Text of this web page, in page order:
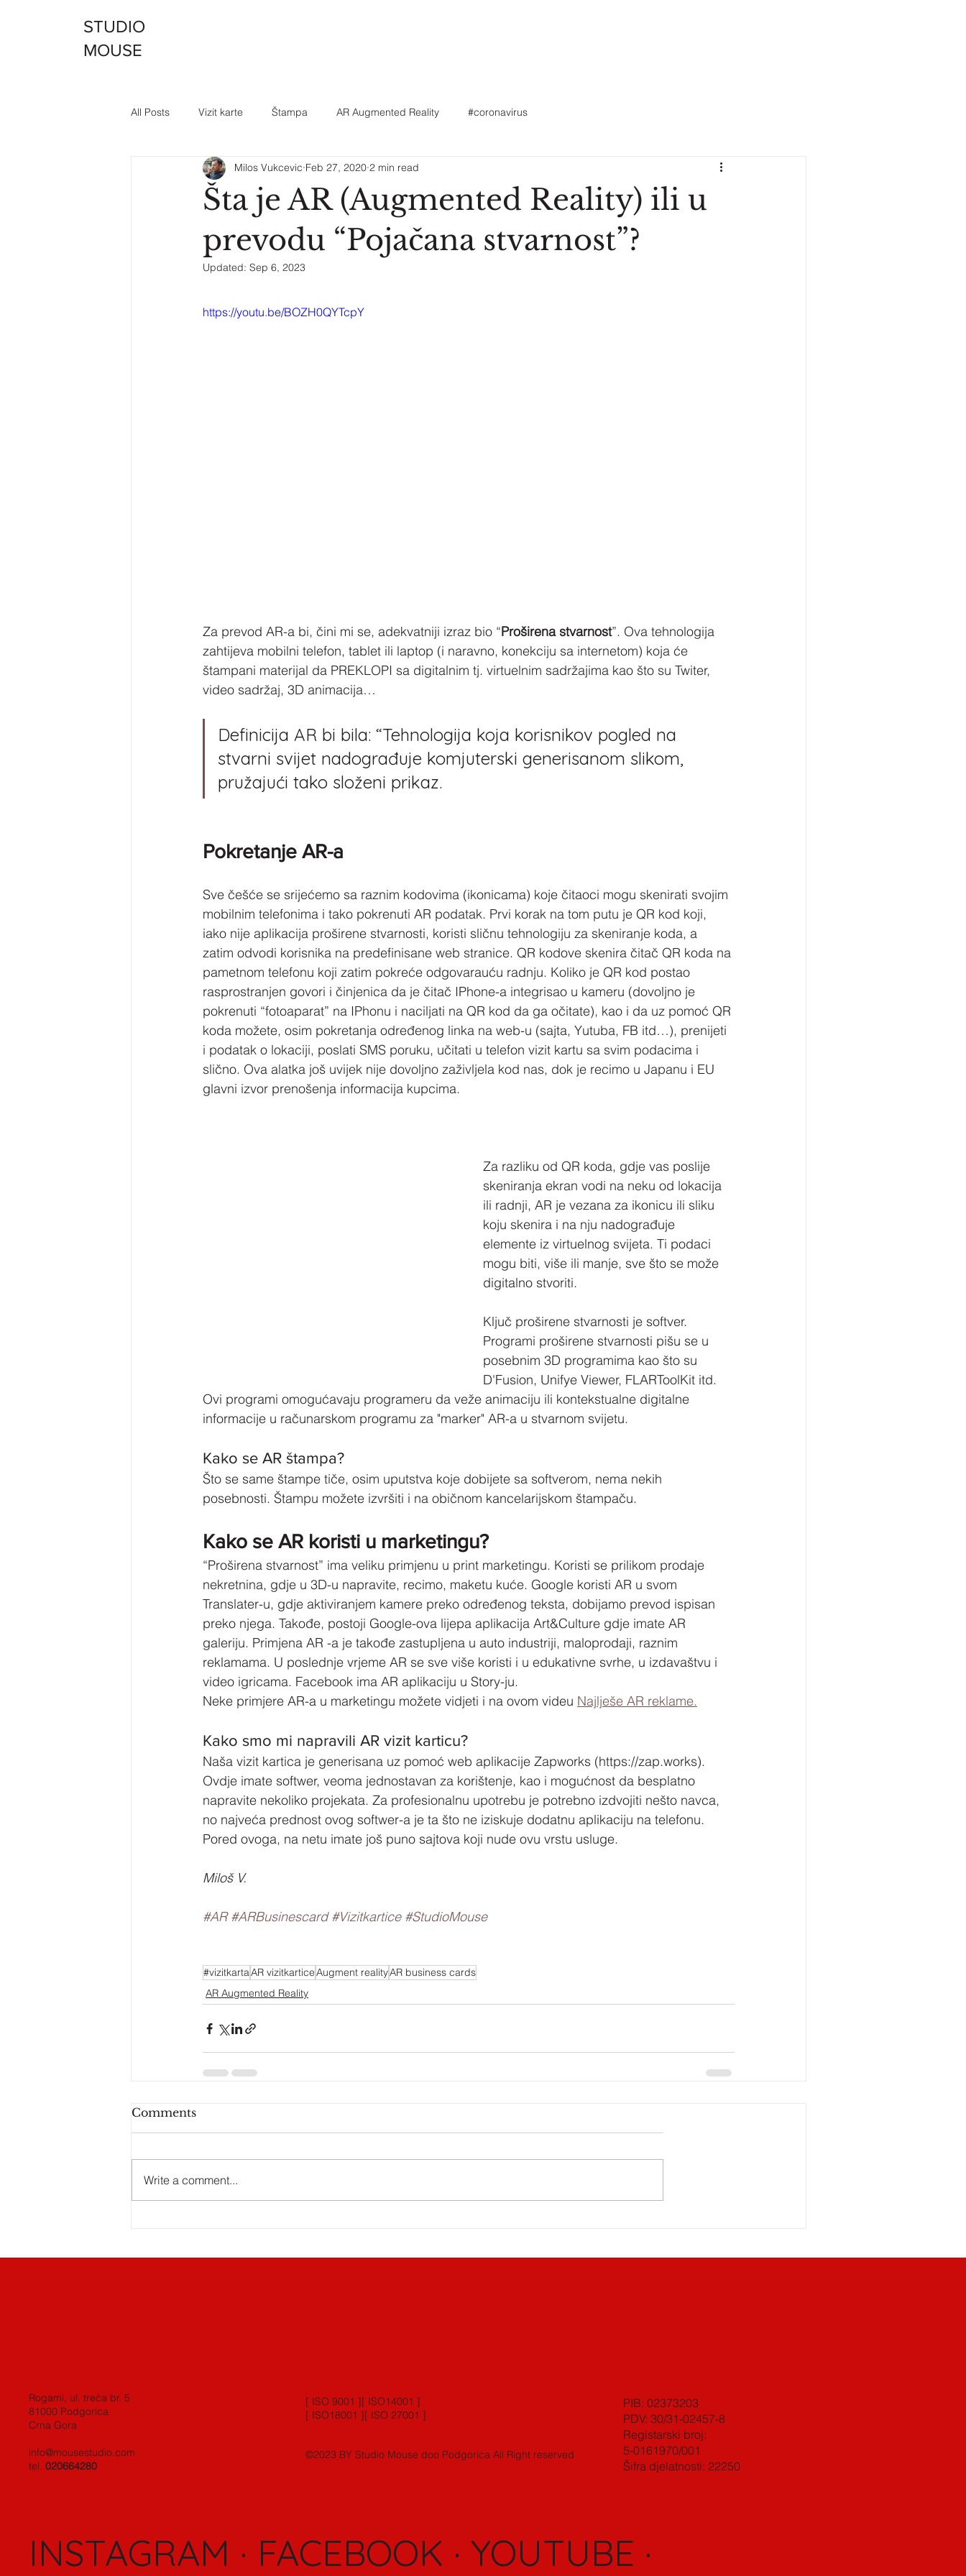
STUDIO
MOUSE
All Posts Vizit karte Štampa AR Augmented Reality #coronavirus
Šta je AR (Augmented Reality) ili u
prevodu “Pojačana stvarnost”?
Milos Vukcevic Feb 27, 2020 2 min read
Updated: Sep 6, 2023
https://youtu.be/BOZH0QYTcpY
Za prevod AR-a bi, čini mi se, adekvatniji izraz bio “Proširena stvarnost”. Ova tehnologija
zahtijeva mobilni telefon, tablet ili laptop (i naravno, konekciju sa internetom) koja će
štampani materijal da PREKLOPI sa digitalnim tj. virtuelnim sadržajima kao što su Twiter,
video sadržaj, 3D animacija…
Definicija AR bi bila: “Tehnologija koja korisnikov pogled na
stvarni svijet nadograđuje komjuterski generisanom slikom,
pružajući tako složeni prikaz.
Pokretanje AR-a
Sve češće se srijećemo sa raznim kodovima (ikonicama) koje čitaoci mogu skenirati svojim
mobilnim telefonima i tako pokrenuti AR podatak. Prvi korak na tom putu je QR kod koji,
iako nije aplikacija proširene stvarnosti, koristi sličnu tehnologiju za skeniranje koda, a
zatim odvodi korisnika na predefinisane web stranice. QR kodove skenira čitač QR koda na
pametnom telefonu koji zatim pokreće odgovarauću radnju. Koliko je QR kod postao
rasprostranjen govori i činjenica da je čitač IPhone-a integrisao u kameru (dovoljno je
pokrenuti “fotoaparat” na IPhonu i naciljati na QR kod da ga očitate), kao i da uz pomoć QR
koda možete, osim pokretanja određenog linka na web-u (sajta, Yutuba, FB itd…), prenijeti
i podatak o lokaciji, poslati SMS poruku, učitati u telefon vizit kartu sa svim podacima i
slično. Ova alatka još uvijek nije dovoljno zaživljela kod nas, dok je recimo u Japanu i EU
glavni izvor prenošenja informacija kupcima.
Za razliku od QR koda, gdje vas poslije
skeniranja ekran vodi na neku od lokacija
ili radnji, AR je vezana za ikonicu ili sliku
koju skenira i na nju nadograđuje
elemente iz virtuelnog svijeta. Ti podaci
mogu biti, više ili manje, sve što se može
digitalno stvoriti.
Ključ proširene stvarnosti je softver.
Programi proširene stvarnosti pišu se u
posebnim 3D programima kao što su
D'Fusion, Unifye Viewer, FLARToolKit itd.
Ovi programi omogućavaju programeru da veže animaciju ili kontekstualne digitalne
informacije u računarskom programu za "marker" AR-a u stvarnom svijetu.
Kako se AR štampa?
Što se same štampe tiče, osim uputstva koje dobijete sa softverom, nema nekih
posebnosti. Štampu možete izvršiti i na običnom kancelarijskom štampaču.
Kako se AR koristi u marketingu?
“Proširena stvarnost” ima veliku primjenu u print marketingu. Koristi se prilikom prodaje
nekretnina, gdje u 3D-u napravite, recimo, maketu kuće. Google koristi AR u svom
Translater-u, gdje aktiviranjem kamere preko određenog teksta, dobijamo prevod ispisan
preko njega. Takođe, postoji Google-ova lijepa aplikacija Art&Culture gdje imate AR
galeriju. Primjena AR -a je takođe zastupljena u auto industriji, maloprodaji, raznim
reklamama. U poslednje vrjeme AR se sve više koristi i u edukativne svrhe, u izdavaštvu i
video igricama. Facebook ima AR aplikaciju u Story-ju.
Neke primjere AR-a u marketingu možete vidjeti i na ovom videu Najlješe AR reklame.
Kako smo mi napravili AR vizit karticu?
Naša vizit kartica je generisana uz pomoć web aplikacije Zapworks (https://zap.works).
Ovdje imate softwer, veoma jednostavan za korištenje, kao i mogućnost da besplatno
napravite nekoliko projekata. Za profesionalnu upotrebu je potrebno izdvojiti nešto navca,
no najveća prednost ovog softwer-a je ta što ne iziskuje dodatnu aplikaciju na telefonu.
Pored ovoga, na netu imate još puno sajtova koji nude ovu vrstu usluge.
Miloš V.
#AR #ARBusinescard #Vizitkartice #StudioMouse
#vizitkartaAR vizitkarticeAugment realityAR business cards
AR Augmented Reality
Comments
Write a comment...
Rogami, ul. treća br. 5
81000 Podgorica
Crna Gora
info@mousestudio.com
tel. 020664280
INSTAGRAM · FACEBOOK · YOUTUBE ·
[ ISO 9001 ][ ISO14001 ]
[ ISO18001 ][ ISO 27001 ]
©2023 BY Studio Mouse doo Podgorica All Right reserved
PIB: 02373203
PDV: 30/31-02457-8
Registarski broj:
5-0161970/001
Šifra djelatnosti: 22250